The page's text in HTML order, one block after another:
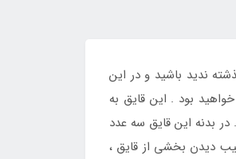
ندید باشید و در این
بود . این قایق به
در بدنه این قایق سه عدد
دیدن بخشی از قایق ،